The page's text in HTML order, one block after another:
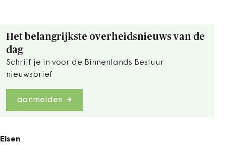
Het belangrijkste overheidsnieuws van de
dag
Schrijf je in voor de Binnenlands Bestuur
nieuwsbrief
aanmelden
Eisen